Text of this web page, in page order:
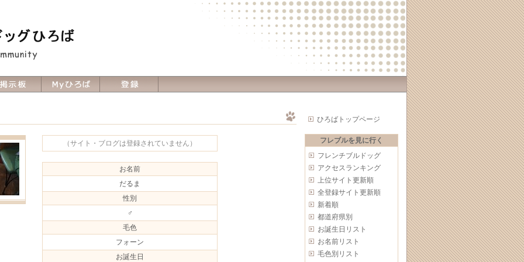
ひろばトップページ
フレブルを見に行く
フレンチブルドッグ
アクセスランキング
上位サイト更新順
全登録サイト更新順
新着順
都道府県別
お誕生日リスト
お名前リスト
毛色別リスト
（サイト・ブログは登録されていません）
お名前
だるま
性別
♂
毛色
フォーン
お誕生日